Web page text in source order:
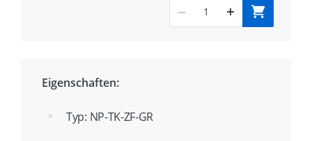
Eigenschaften:
Typ: NP-TK-ZF-GR